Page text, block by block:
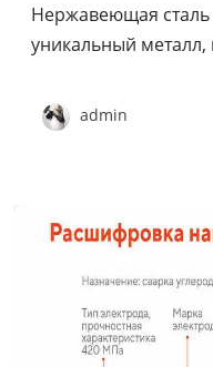
Нержавеющая
уникальный
admin